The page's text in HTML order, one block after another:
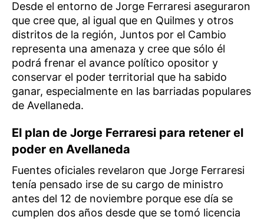
Desde el entorno de Jorge Ferraresi aseguraron
que cree que, al igual que en Quilmes y otros
distritos de la región, Juntos por el Cambio
representa una amenaza y cree que sólo él
podrá frenar el avance político opositor y
conservar el poder territorial que ha sabido
ganar, especialmente en las barriadas populares
de Avellaneda.
El plan de Jorge Ferraresi para retener el
poder en Avellaneda
Fuentes oficiales revelaron que Jorge Ferraresi
tenía pensado irse de su cargo de ministro
antes del 12 de noviembre porque ese día se
cumplen dos años desde que se tomó licencia